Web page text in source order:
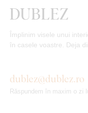
Împlinim visele unui
în casele voastre. Deja
dublez@dublez.ro
Răspundem în maxim o zi